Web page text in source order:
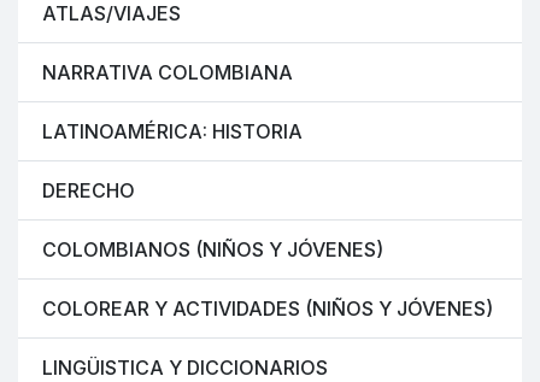
ATLAS/VIAJES
NARRATIVA COLOMBIANA
LATINOAMÉRICA: HISTORIA
DERECHO
COLOMBIANOS (NIÑOS Y JÓVENES)
COLOREAR Y ACTIVIDADES (NIÑOS Y JÓVENES)
LINGÜISTICA Y DICCIONARIOS